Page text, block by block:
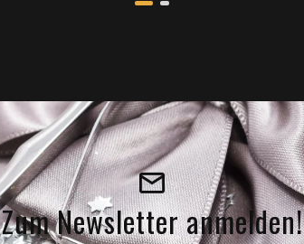
Zum Newsletter anmelden!